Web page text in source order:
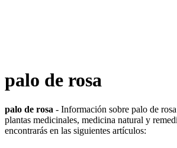
palo de rosa
palo de rosa - Información sobre palo de
plantas medicinales, medicina natural y
encontrarás en las siguientes artículos: